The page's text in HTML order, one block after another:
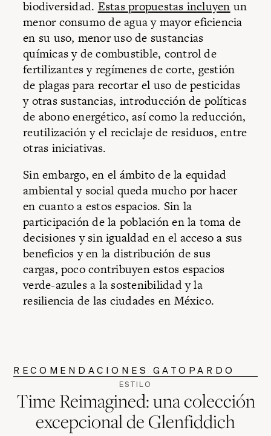
biodiversidad. Estas propuestas incluyen un
menor consumo de agua y mayor eficiencia
en su uso, menor uso de sustancias
químicas y de combustible, control de
fertilizantes y regímenes de corte, gestión
de plagas para recortar el uso de pesticidas
y otras sustancias, introducción de políticas
de abono energético, así como la reducción,
reutilización y el reciclaje de residuos, entre
otras iniciativas.
Sin embargo, en el ámbito de la equidad
ambiental y social queda mucho por hacer
en cuanto a estos espacios. Sin la
participación de la población en la toma de
decisiones y sin igualdad en el acceso a sus
beneficios y en la distribución de sus
cargas, poco contribuyen estos espacios
verde-azules a la sostenibilidad y la
resiliencia de las ciudades en México.
RECOMENDACIONES GATOPARDO
ESTILO
Time Reimagined: una colección
excepcional de Glenfiddich